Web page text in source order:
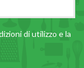
di utilizzo e la